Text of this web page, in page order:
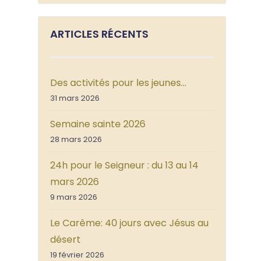
ARTICLES RÉCENTS
Des activités pour les jeunes…
31 mars 2026
Semaine sainte 2026
28 mars 2026
24h pour le Seigneur : du 13 au 14
mars 2026
9 mars 2026
Le Carême: 40 jours avec Jésus au
désert
19 février 2026